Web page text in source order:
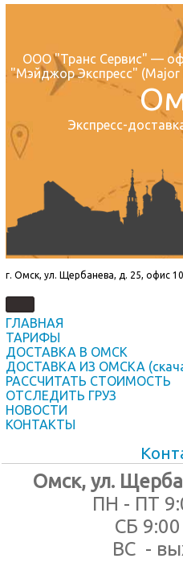
ООО "Транс Сервис" —
"Мэйджор Экспресс" (Major
Экспресс-
г. Омск, ул. Щербанева, д. 25, офис
ГЛАВНАЯ
ТАРИФЫ
ДОСТАВКА В ОМСК
ДОСТАВКА ИЗ ОМСКА
РАССЧИТАТЬ СТОИМОСТЬ
ОТСЛЕДИТЬ ГРУЗ
НОВОСТИ
КОНТАКТЫ
Омск, ул.
ПН - ПТ
СБ
ВС -